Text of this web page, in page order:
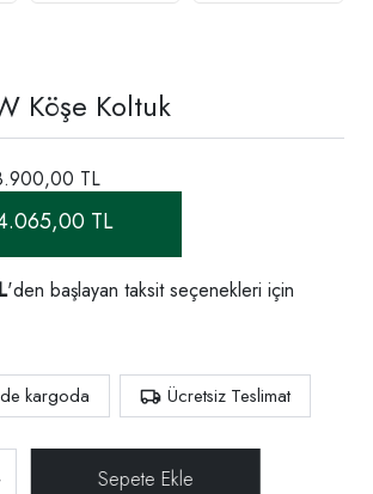
Köşe Koltuk
TL
TL
'den başlayan taksit seçenekleri için
kargoda Ücretsiz Teslimat